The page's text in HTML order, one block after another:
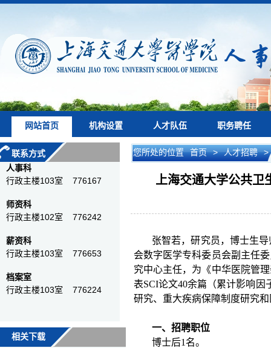
网站首页 机构设置 人才队伍 职务聘任
联系方式
人事科
行政主楼103室 776167
师资科
行政主楼102室 776242
薪资科
行政主楼103室 776653
档案室
行政主楼103室 776224
上海交通大学公共卫
张智若，研究员，博士生
会数字医学专科委员会副主任
究中心主任，为《中华医院管
表SCI论文40余篇（累计影响因
研究、重大疾病保障制度研究
一、招聘职位
博士后1名。
相关下载
您所处的位置 首页 > 人才招聘 >